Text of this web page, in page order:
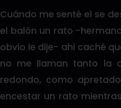
Cuándo me senté el se
el balón un rato -
obvio le dije- ahi caché
no me llaman tanto la
redondo, como
encestar un rato